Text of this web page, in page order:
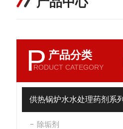
P 产品分类
RODUCT CATEGORY
供热锅炉水水处理药剂系列
除垢剂